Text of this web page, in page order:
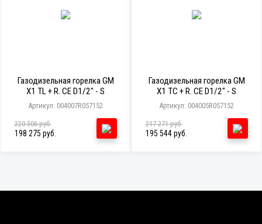
Газодизельная горелка GM
X1 TL + R. CE D1/2" - S
Артикул: 004007R057152
220 306 руб.
198 275 руб.
Газодизельная горелка GM
X1 TC + R. CE D1/2" - S
Артикул: 004005R057152
217 271 руб.
195 544 руб.